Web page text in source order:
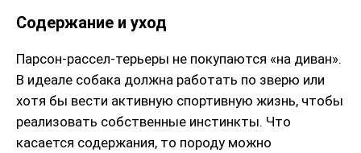
Содержание и уход
Парсон-рассел-терьеры не покупаются «на диван».
В идеале собака должна работать по зверю или
хотя бы вести активную спортивную жизнь, чтобы
реализовать собственные инстинкты. Что
касается содержания, то породу можно